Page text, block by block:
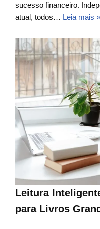
sucesso financeiro.
atual, todos… Leia mais »
Leitura
para Livros